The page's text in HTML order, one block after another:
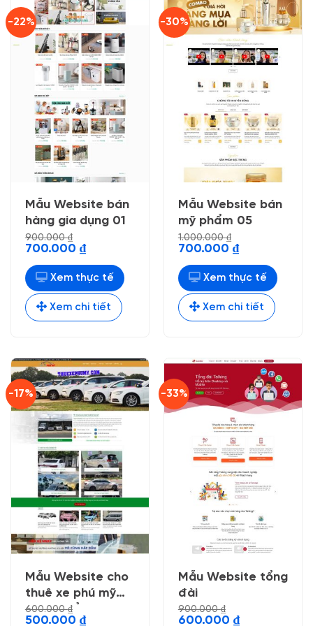
-22%
Mẫu Website bán
hàng gia dụng 01
900.000₫
Giá
gốc
là:
900.000 ₫.
700.000 ₫Giá
hiện
tại
là:
700.000 ₫.
Xem thực tế
Xem chi tiết
-30%
Mẫu Website bán
mỹ phẩm 05
1.000.000₫
Giá
gốc
là:
1.000.000 ₫.
700.000 ₫Giá
hiện
tại
là:
700.000 ₫.
Xem thực tế
Xem chi tiết
-17%
Mẫu Website cho
thuê xe phú mỹ
nhẹ chuẩn seo
600.000₫
Giá
500.000 ₫Giá
-33%
Mẫu Website tổng
đài
900.000₫
Giá
600.000 ₫Giá